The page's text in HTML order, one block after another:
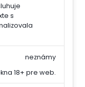
s
18+ pre web.
neznámy